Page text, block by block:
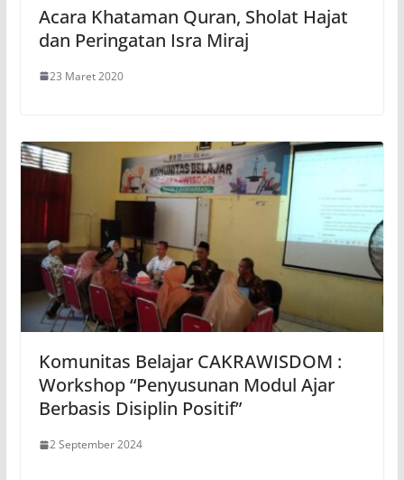
Acara Khataman Quran, Sholat Hajat
dan Peringatan Isra Miraj
23 Maret 2020
Komunitas Belajar CAKRAWISDOM :
Workshop “Penyusunan Modul Ajar
Berbasis Disiplin Positif”
2 September 2024